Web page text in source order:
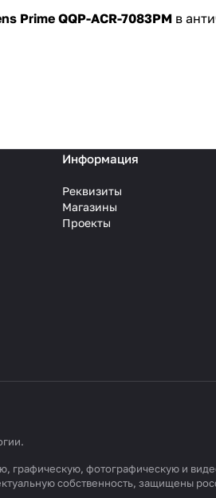
Prime QQP-ACR-7083PM в
Информация
Реквизиты
Магазины
Проекты
.
графическую, фотографическую и
собственность, защищены